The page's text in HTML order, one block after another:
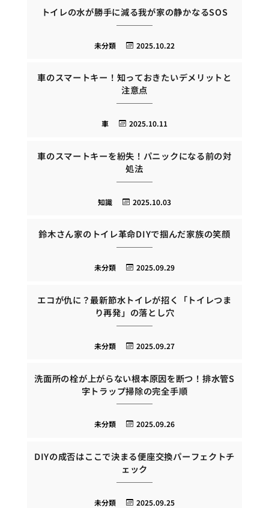
トイレの水が勝手に減る我が家の静かなるSOS
2025.10.22
未分類
車のスマートキー！知っておきたいデメリットと
注意点
2025.10.11
車
車のスマートキーを紛失！パニックになる前の対
処法
2025.10.03
知識
鈴木さん家のトイレ革命DIYで掴んだ家族の笑顔
2025.09.29
未分類
エコが仇に？最新節水トイレが招く「トイレつま
り再発」の落とし穴
2025.09.27
未分類
洗面所の栓が上がらない根本原因を断つ！排水管S
字トラップ掃除の完全手順
2025.09.26
未分類
DIYの成否はここで決まる便座交換パーフェクトチ
ェック
2025.09.25
未分類